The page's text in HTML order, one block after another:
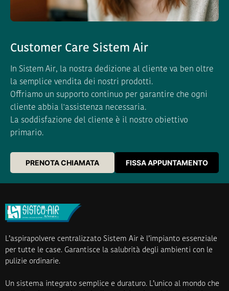
Customer Care Sistem Air
In Sistem Air, la nostra dedizione al cliente va ben oltre
la semplice vendita dei nostri prodotti.
Offriamo un supporto continuo per garantire che ogni
cliente abbia l'assistenza necessaria.
La soddisfazione del cliente è il nostro obiettivo
primario.
PRENOTA CHIAMATA FISSA APPUNTAMENTO
L’aspirapolvere centralizzato Sistem Air è l’impianto essenziale
per tutte le case. Garantisce la salubrità degli ambienti con le
pulizie ordinarie.
Un sistema integrato semplice e duraturo. L’unico al mondo che